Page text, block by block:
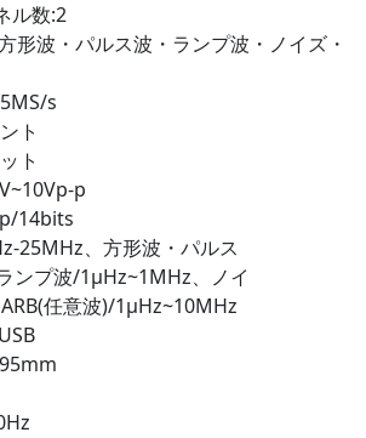
ル数:2
形波・パルス波・ランプ波・ノイズ・
s
ト
ト
p
14bits
25MHz、方形波・パルス
ンプ波/1μHz~1MHz、ノイ
任意波)/1μHz~10MHz